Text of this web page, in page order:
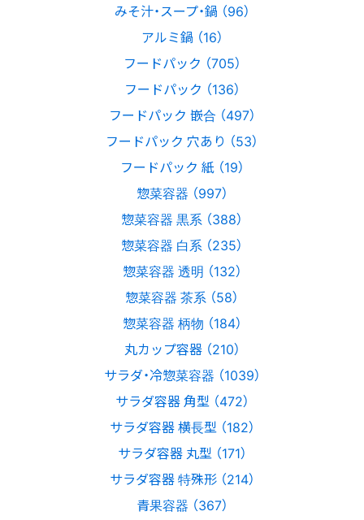
みそ汁・スープ・鍋 （96）
アルミ鍋 （16）
フードパック （705）
フードパック （136）
フードパック 嵌合 （497）
フードパック 穴あり （53）
フードパック 紙 （19）
惣菜容器 （997）
惣菜容器 黒系 （388）
惣菜容器 白系 （235）
惣菜容器 透明 （132）
惣菜容器 茶系 （58）
惣菜容器 柄物 （184）
丸カップ容器 （210）
サラダ・冷惣菜容器 （1039）
サラダ容器 角型 （472）
サラダ容器 横長型 （182）
サラダ容器 丸型 （171）
サラダ容器 特殊形 （214）
青果容器 （367）